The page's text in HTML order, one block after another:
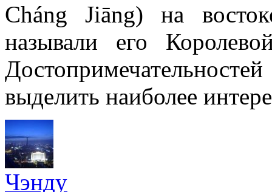
Cháng Jiāng) на
называли его
выделить наиболее
Чэнду